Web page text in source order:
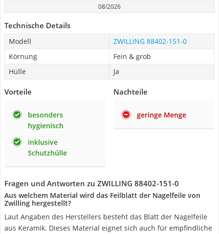
08/2026
Technische Details
Modell
ZWILLING 88402-151-0
Körnung
Fein & grob
Hülle
Ja
Vorteile
besonders
hygienisch
inklusive
Schutzhülle
Nachteile
geringe Menge
Fragen und Antworten zu ZWILLING 88402-151-0
Aus welchem Material wird das Feilblatt der Nagelfeile von
Zwilling hergestellt?
Laut Angaben des Herstellers besteht das Blatt der Nagelfeile
aus Keramik. Dieses Material eignet sich auch für empfindliche